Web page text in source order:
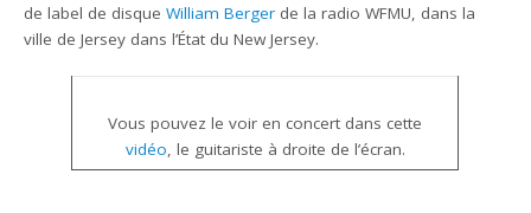
de label de disqueWilliam Berger de la radio WFMU, dans la
ville de Jersey dans l’État du New Jersey.
Vous pouvez le voir en concert dans cette
vidéo, le guitariste à droite de l’écran.